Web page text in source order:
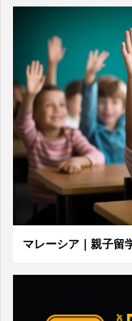
マレーシア｜親子留